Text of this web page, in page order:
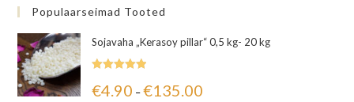
Populaarseimad Tooted
Sojavaha „Kerasoy pillar“ 0,5 kg- 20 kg
5.00/ 5
€4.90 – €135.00